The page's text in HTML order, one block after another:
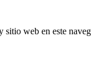
web en este